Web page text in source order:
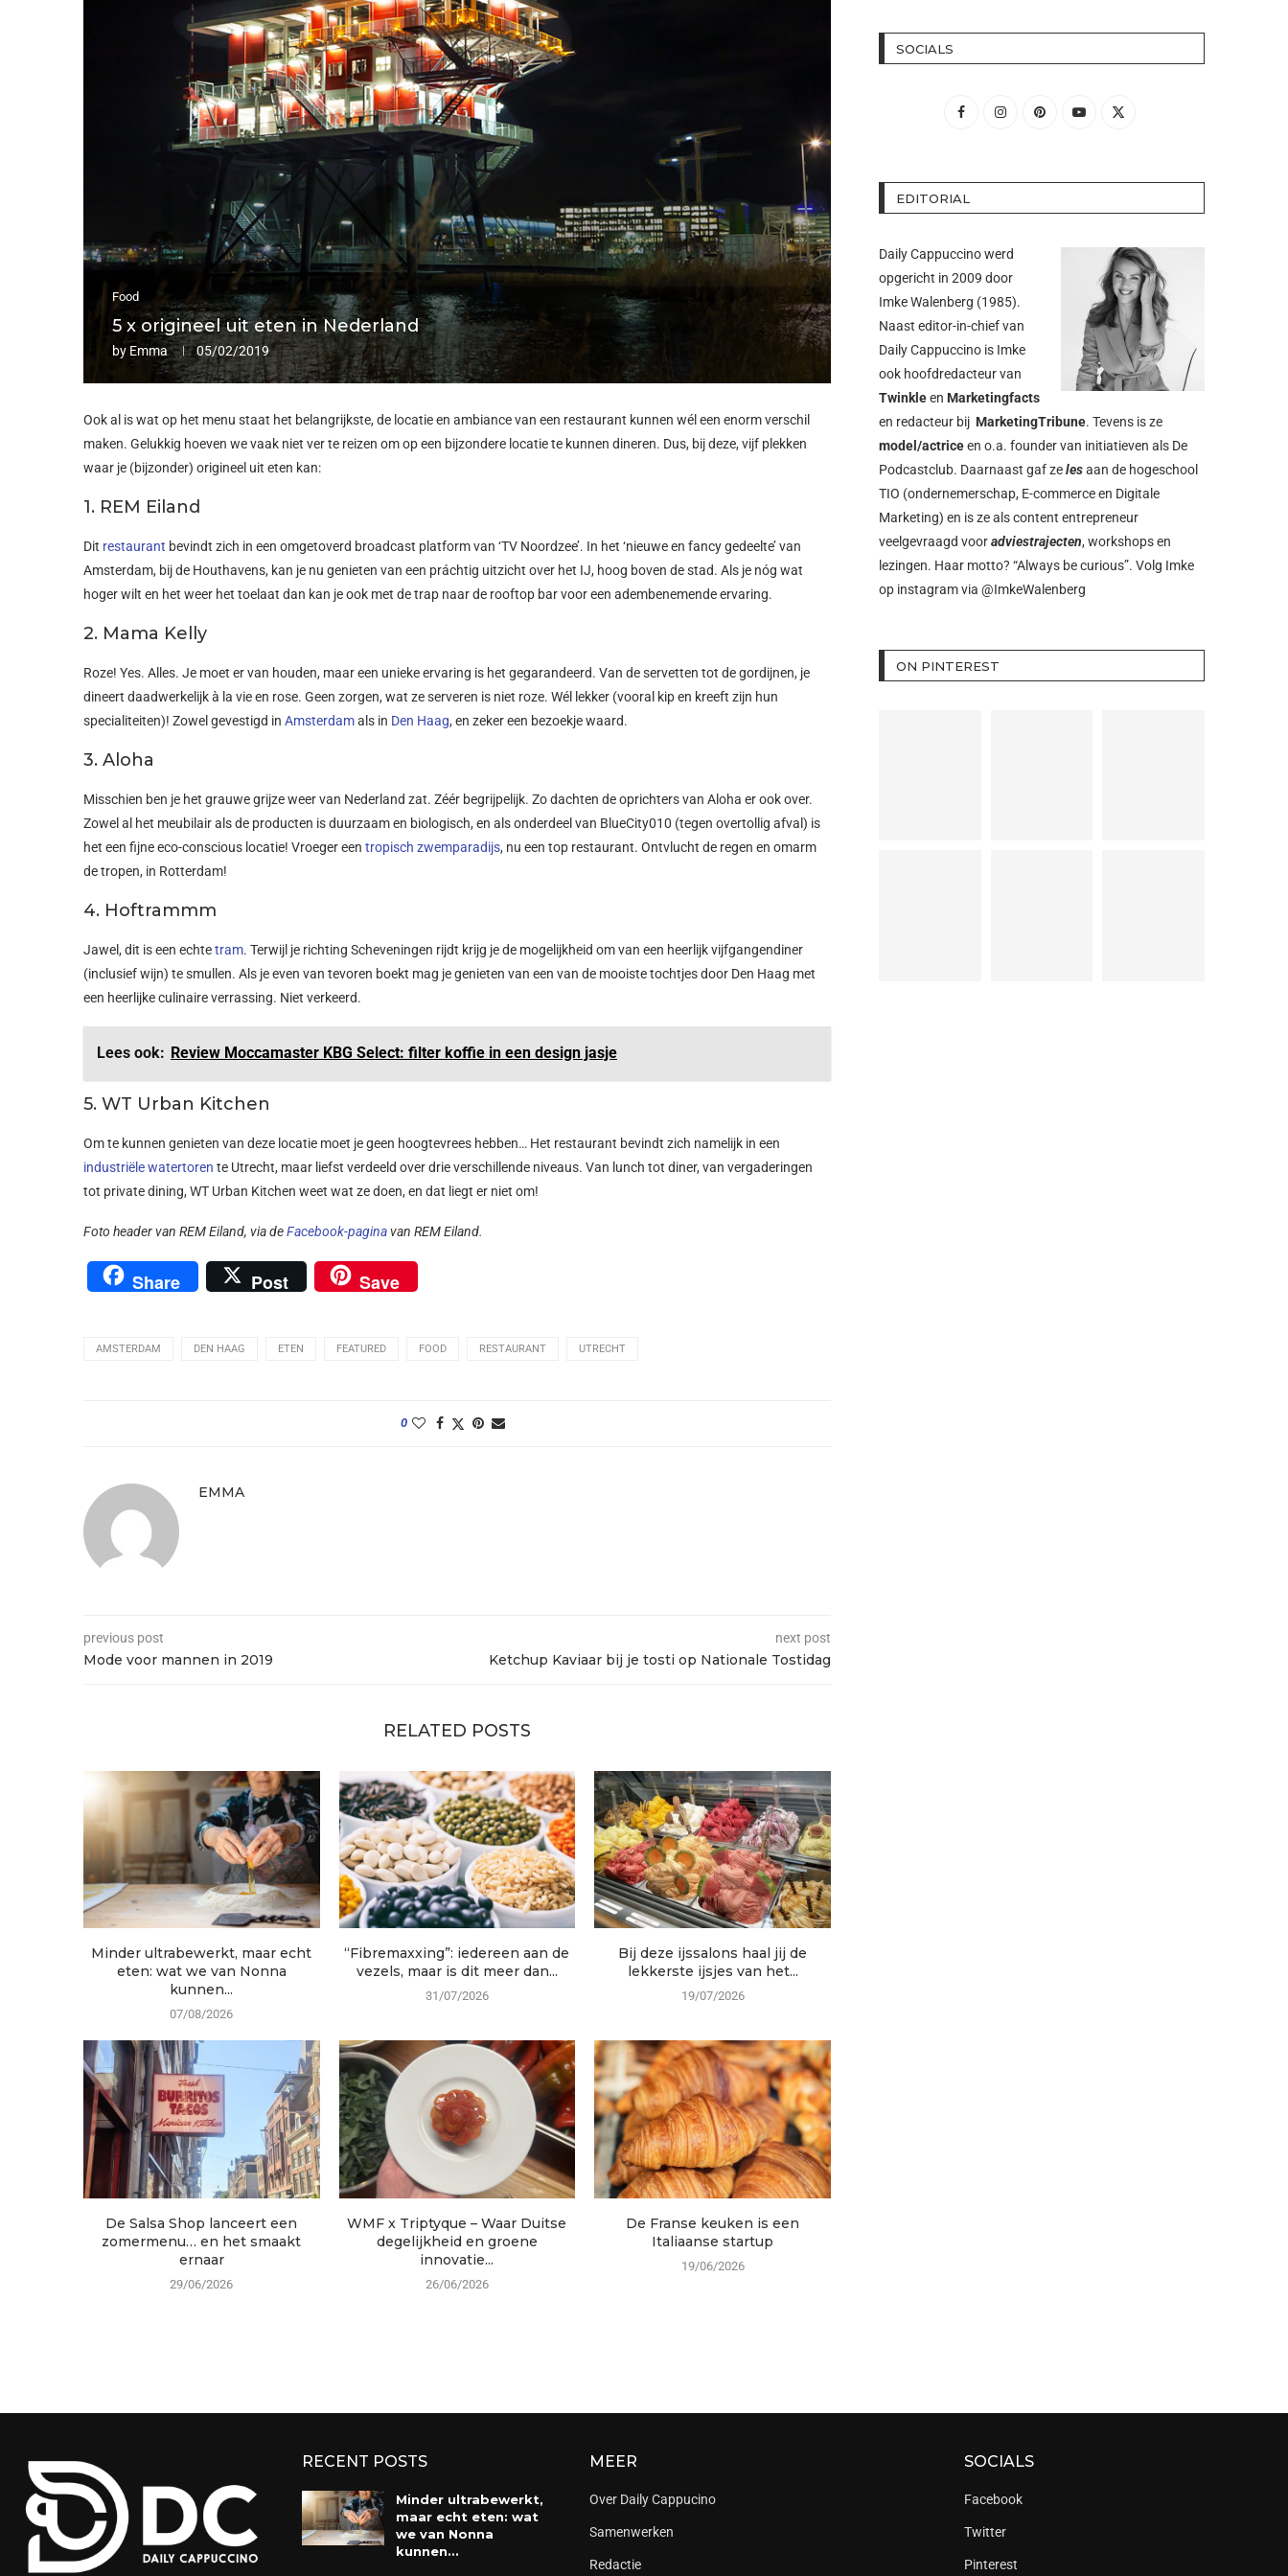
Food
5 x origineel uit eten in Nederland
by Emma 05/02/2019
Ook al is wat op het menu staat het belangrijkste, de locatie en ambiance van een restaurant kunnen wél een enorm verschil
maken. Gelukkig hoeven we vaak niet ver te reizen om op een bijzondere locatie te kunnen dineren. Dus, bij deze, vijf plekken
waar je (bijzonder) origineel uit eten kan:
1. REM Eiland
Dit restaurant bevindt zich in een omgetoverd broadcast platform van ‘TV Noordzee’. In het ‘nieuwe en fancy gedeelte’ van
Amsterdam, bij de Houthavens, kan je nu genieten van een práchtig uitzicht over het IJ, hoog boven de stad. Als je nóg wat
hoger wilt en het weer het toelaat dan kan je ook met de trap naar de rooftop bar voor een adembenemende ervaring.
2. Mama Kelly
Roze! Yes. Alles. Je moet er van houden, maar een unieke ervaring is het gegarandeerd. Van de servetten tot de gordijnen, je
dineert daadwerkelijk à la vie en rose. Geen zorgen, wat ze serveren is niet roze. Wél lekker (vooral kip en kreeft zijn hun
specialiteiten)! Zowel gevestigd in Amsterdamals in Den Haag, en zeker een bezoekje waard.
3. Aloha
Misschien ben je het grauwe grijze weer van Nederland zat. Zéér begrijpelijk. Zo dachten de oprichters van Aloha er ook over.
Zowel al het meubilair als de producten is duurzaam en biologisch, en als onderdeel van BlueCity010 (tegen overtollig afval) is
het een fijne eco-conscious locatie! Vroeger een tropisch zwemparadijs, nu een top restaurant. Ontvlucht de regen en omarm
de tropen, in Rotterdam!
4. Hoftrammm
Jawel, dit is een echtetram. Terwijl je richting Scheveningen rijdt krijg je de mogelijkheid om van een heerlijk vijfgangendiner
(inclusief wijn) te smullen. Als je even van tevoren boekt mag je genieten van een van de mooiste tochtjes door Den Haag met
een heerlijke culinaire verrassing. Niet verkeerd.
Lees ook: Review Moccamaster KBG Select: filter koffie in een design jasje
5. WT Urban Kitchen
Om te kunnen genieten van deze locatie moet je geen hoogtevrees hebben… Het restaurant bevindt zich namelijk in een
industriële watertoren te Utrecht, maar liefst verdeeld over drie verschillende niveaus. Van lunch tot diner, van vergaderingen
tot private dining, WT Urban Kitchen weet wat ze doen, en dat liegt er niet om!
Foto header van REM Eiland, via deFacebook-paginavan REM Eiland.
Share Post Save
AMSTERDAM DEN HAAG ETEN FEATURED FOOD RESTAURANT UTRECHT
0
EMMA
previous post
Mode voor mannen in 2019
next post
Ketchup Kaviaar bij je tosti op Nationale Tostidag
RELATED POSTS
Minder ultrabewerkt, maar echt
eten: wat we van Nonna
kunnen...
07/08/2026
“Fibremaxxing”: iedereen aan de
vezels, maar is dit meer dan...
31/07/2026
Bij deze ijssalons haal jij de
lekkerste ijsjes van het...
19/07/2026
De Salsa Shop lanceert een
zomermenu… en het smaakt
ernaar
29/06/2026
WMF x Triptyque – Waar Duitse
degelijkheid en groene
innovatie...
26/06/2026
De Franse keuken is een
Italiaanse startup
19/06/2026
SOCIALS
EDITORIAL
Daily Cappuccino werd
opgericht in 2009 door
Imke Walenberg (1985).
Naast editor-in-chief van
Daily Cappuccino is Imke
ook hoofdredacteur van
Twinkleen Marketingfacts
en redacteur bij MarketingTribune. Tevens is ze
model/actriceen o.a. founder van initiatieven als De
Podcastclub. Daarnaast gaf zelesaan de hogeschool
TIO (ondernemerschap, E-commerce en Digitale
Marketing) en is ze als content entrepreneur
veelgevraagd vooradviestrajecten, workshops en
lezingen. Haar motto? “Always be curious”. Volg Imke
op instagram via @ImkeWalenberg
ON PINTEREST
RECENT POSTS
Minder ultrabewerkt,
maar echt eten: wat
we van Nonna
kunnen...
MEER
Over Daily Cappucino
Samenwerken
Redactie
SOCIALS
Facebook
Twitter
Pinterest